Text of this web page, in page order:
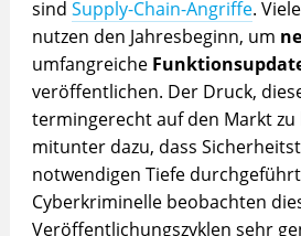
sind Supply-Chain-Angriffe.
nutzen den Jahresbeginn, um
umfangreiche
veröffentlichen. Der Druck,
termingerecht auf den Markt
mitunter dazu, dass
notwendigen Tiefe
Cyberkriminelle beobachten
Veröffentlichungszyklen sehr